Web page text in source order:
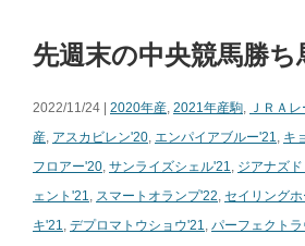
先週末の中央競馬勝ち
2022/11/24 | 2020年産, 2021年産駒, ＪＲＡ
産, アスカビレン'20, エンパイアブルー'21, キ
フロアー'20, サンライズシェル'21, ジアナズ
ェント'21, スマートオランプ'22, セイリング
キ'21, デプロマトウショウ'21, パーフェクト